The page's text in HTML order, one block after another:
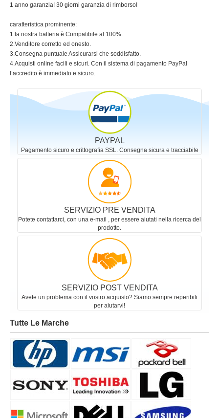
1 anno garanzia! 30 giorni garanzia di rimborso!
caratteristica prominente:
1.la nostra batteria è Compatibile al 100%.
2.Venditore corretto ed onesto.
3.Consegna puntuale Assicurarsi che soddisfatto.
4.Acquisti online facili e sicuri. Con il sistema di pagamento PayPal
l’accredito è immediato e sicuro.
PAYPAL
Pagamento sicuro e crittografia SSL. Consegna sicura e tracciabile
SERVIZIO PRE VENDITA
Potete contattarci, con una e-mail , per essere aiutati nella ricerca del
prodotto.
SERVIZIO POST VENDITA
Avete un problema con il vostro acquisto? Siamo sempre reperibili
per aiutarvi!
Tutte Le Marche